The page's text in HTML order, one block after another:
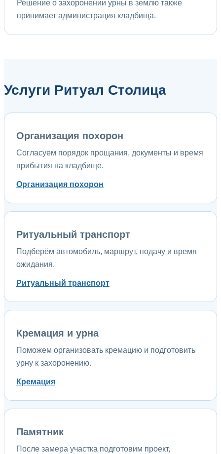
Решение о захоронении урны в землю также
принимает администрация кладбища.
Услуги Ритуал Столица
Организация похорон
Согласуем порядок прощания, документы и время
прибытия на кладбище.
Организация похорон
Ритуальный транспорт
Подберём автомобиль, маршрут, подачу и время
ожидания.
Ритуальный транспорт
Кремация и урна
Поможем организовать кремацию и подготовить
урну к захоронению.
Кремация
Памятник
После замера участка подготовим проект,